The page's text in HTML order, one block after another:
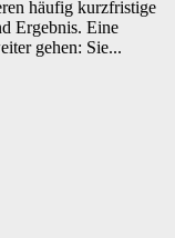
häufig kurzfristige
Ergebnis. Eine
gehen: Sie...